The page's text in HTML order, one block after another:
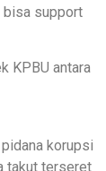
bisa support
KPBU antara
korupsi
takut terseret